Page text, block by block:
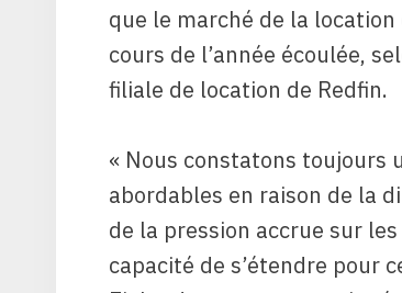
que le marché de la
cours de l’année écoulée,
filiale de location de Redfin.
« Nous constatons toujours
abordables en raison de la
de la pression accrue sur
capacité de s’étendre pour